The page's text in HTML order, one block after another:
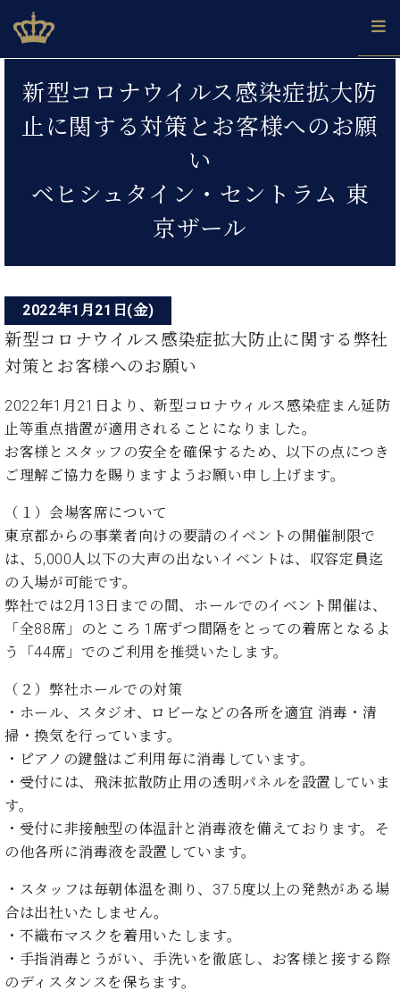
to
content
ベヒシュタインジャパン公式サイト
BECHSTEIN JAPAN Official Site
タ
C.
ベ
ュ
ン
サ
ー
ト /
C.
ヒ
シ
ュ
タ
ン
レ
ジ
ン
ス
C.
ヒ
シ
ュ
タ
ン
ー
ト
/
C.
ベ
ノ
術
グ
ン
ド
ピ
ア
を
作
る
こ
と
音
と
タ
ッ
チ
ヒ
シ
ュ
タ
ン・
ジ
ャ
パ
の
取
り
み
シ
ュ
タ
ン
の
秘
密
シ
タ
イ
ン
ラ
ン
ド
ヒ
ト
リ
楽
家
達
声
ベ
ヒ
シ
ュ
イ
ン
音
色
ベ
ヒ
ニ
ュ
ス・
イ
ベ
ト
ご
内
各
店
か
ら
の
お
ら
せ
荷
情
報
等)
レ
ス
リ
リ
ス
(お
知
ら
メ
デ
ィ
情
報)
正
規
デ
ィ
ラ
ー・
取
扱
ベ
ヒ
し
い！
学
た
い！
録
音
し
い！
と
い
う
方
は、
お
近
の
直
営
店
ま
で
オンライン試弾
趣
味
か
ら
ヒ
シ
タ
イ
ン・
サ
ロ
会
員
ベ
ヒ
シ
イ
ジ
ャ
パ
ン
ブ
グ
新型コロナウイルス感染症拡大防
止に関する対策とお客様へのお願
い
ベヒシュタイン・セントラム 東
京ザール
2022年1月21日(金)
新型コロナウイルス感染症拡大防止に関する弊社
対策とお客様へのお願い
2022年1月21日より、新型コロナウィルス感染症まん延防
止等重点措置が適用されることになりました。
お客様とスタッフの安全を確保するため、以下の点につき
ご理解ご協力を賜りますようお願い申し上げます。
（１）会場客席について
東京都からの事業者向けの要請のイベントの開催制限で
は、5,000人以下の大声の出ないイベントは、収容定員迄
の入場が可能です。
弊社では2月13日までの間、ホールでのイベント開催は、
「全88席」のところ 1席ずつ間隔をとっての着席となるよ
う「44席」でのご利用を推奨いたします。
（２）弊社ホールでの対策
・ホール、スタジオ、ロビーなどの各所を適宜 消毒・清
掃・換気を行っています。
・ピアノの鍵盤はご利用毎に消毒しています。
・受付には、飛沫拡散防止用の透明パネルを設置していま
す。
・受付に非接触型の体温計と消毒液を備えております。そ
の他各所に消毒液を設置しています。
・スタッフは毎朝体温を測り、37.5度以上の発熱がある場
合は出社いたしません。
・不織布マスクを着用いたします。
・手指消毒とうがい、手洗いを徹底し、お客様と接する際
のディスタンスを保ちます。
稿
ナ
ン